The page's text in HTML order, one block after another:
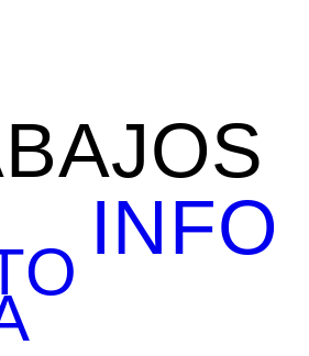
INFO